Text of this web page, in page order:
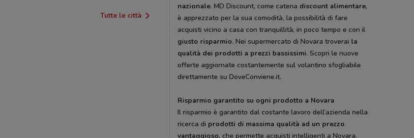
Tutte le città
nazionale. MD Discount, come catena discount alimentare,
è apprezzato per la sua comodità, la possibilità di fare
acquisti vicino a casa con tranquillità, in poco tempo e con il
giusto risparmio. Nei supermercato di Novara troverai la
qualità dei prodotti a prezzi bassissimi. Scopri le nuove
offerte aggiornate costantemente sul volantino sfogliabile
direttamente su DoveConviene.it.
Risparmio garantito su ogni prodotto a Novara
Il risparmio è garantito dal costante lavoro dell’azienda nella
ricerca di prodotti di massima qualità ad un prezzo
vantaggioso, che permette acquisti intelligenti a Novara.